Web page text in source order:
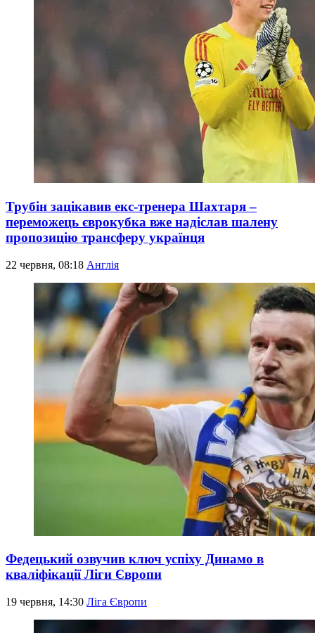
Трубін зацікавив екс-тренера Шахтаря –
переможець єврокубка вже надіслав шалену
пропозицію трансферу українця
22 червня, 08:18 Англія
Федецький озвучив ключ успіху Динамо в
кваліфікації Ліги Європи
19 червня, 14:30 Ліга Європи